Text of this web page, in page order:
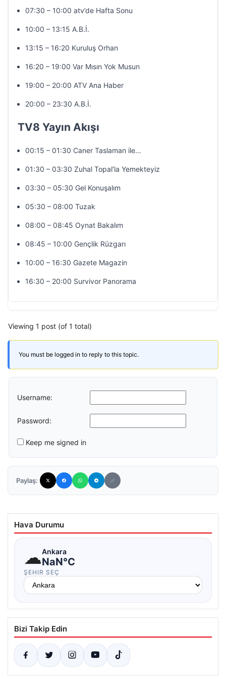
07:30 – 10:00 atv’de Hafta Sonu
10:00 – 13:15 A.B.İ.
13:15 – 16:20 Kuruluş Orhan
16:20 – 19:00 Var Mısın Yok Musun
19:00 – 20:00 ATV Ana Haber
20:00 – 23:30 A.B.İ.
TV8 Yayın Akışı
00:15 – 01:30 Caner Taslaman ile…
01:30 – 03:30 Zuhal Topal’la Yemekteyiz
03:30 – 05:30 Gel Konuşalım
05:30 – 08:00 Tuzak
08:00 – 08:45 Oynat Bakalım
08:45 – 10:00 Gençlik Rüzgarı
10:00 – 16:30 Gazete Magazin
16:30 – 20:00 Survivor Panorama
Viewing 1 post (of 1 total)
You must be logged in to reply to this topic.
Username:
Password:
Keep me signed in
Paylaş:
Hava Durumu
☁Ankara
NaN°C
ŞEHIR SEÇ
Bizi Takip Edin